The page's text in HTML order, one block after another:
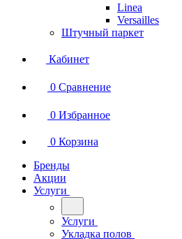
Linea
Versailles
Штучный паркет
Кабинет
0 Сравнение
0 Избранное
0 Корзина
Бренды
Акции
Услуги
Услуги
Укладка полов